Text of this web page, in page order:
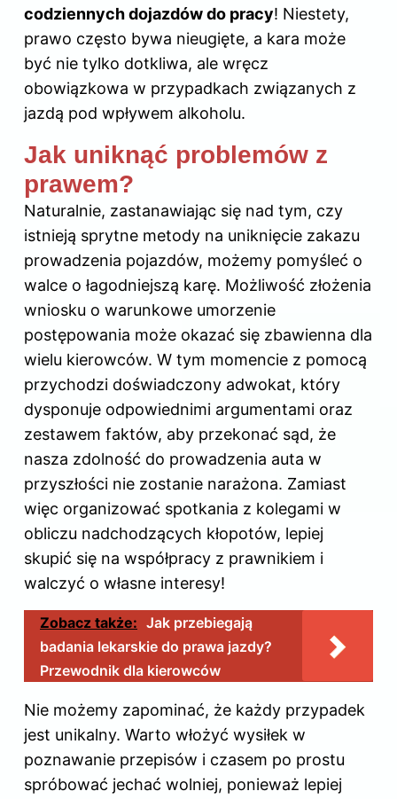
codziennych dojazdów do pracy! Niestety,
prawo często bywa nieugięte, a kara może
być nie tylko dotkliwa, ale wręcz
obowiązkowa w przypadkach związanych z
jazdą pod wpływem alkoholu.
Jak uniknąć problemów z
prawem?
Naturalnie, zastanawiając się nad tym, czy
istnieją sprytne metody na uniknięcie zakazu
prowadzenia pojazdów, możemy pomyśleć o
walce o łagodniejszą karę. Możliwość złożenia
wniosku o warunkowe umorzenie
postępowania może okazać się zbawienna dla
wielu kierowców. W tym momencie z pomocą
przychodzi doświadczony adwokat, który
dysponuje odpowiednimi argumentami oraz
zestawem faktów, aby przekonać sąd, że
nasza zdolność do prowadzenia auta w
przyszłości nie zostanie narażona. Zamiast
więc organizować spotkania z kolegami w
obliczu nadchodzących kłopotów, lepiej
skupić się na współpracy z prawnikiem i
walczyć o własne interesy!
Zobacz także: Jak przebiegają
badania lekarskie do prawa jazdy?
Przewodnik dla kierowców
Nie możemy zapominać, że każdy przypadek
jest unikalny. Warto włożyć wysiłek w
poznawanie przepisów i czasem po prostu
spróbować jechać wolniej, ponieważ lepiej